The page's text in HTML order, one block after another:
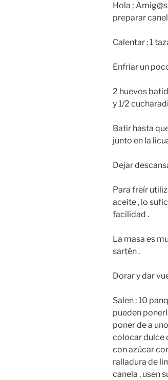
Hola ;
preparar
Calentar : 1
Enfriar un
2 huevos
y 1/2
Batir hasta
junto en la
Dejar
Para freír
aceite , lo
facilidad .
La masa es
sartén .
Dorar y dar
Salen : 10
pueden
poner de a
colocar dulce
con azúcar
ralladura de
canela , usen